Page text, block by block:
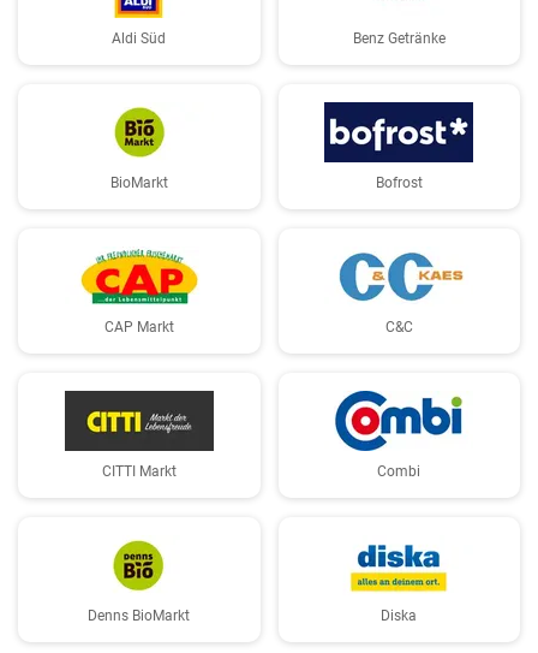
Aldi Süd Benz Getränke
BioMarkt Bofrost
CAP Markt C&C
CITTI Markt Combi
Denns BioMarkt Diska